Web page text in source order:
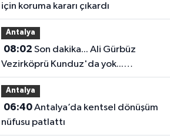
için koruma kararı çıkardı
Antalya
08:02
Vezirköprü Kunduz'da yok...
Antalyalı başpehlivanın ismi
sistemden silindi
Antalya
06:40Antalya’da kentsel dönüşüm
nüfusu patlattı